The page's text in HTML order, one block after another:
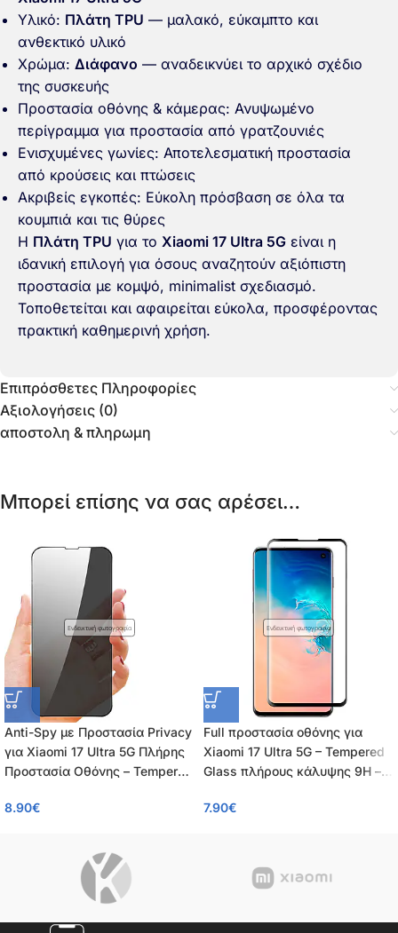
Υλικό: Πλάτη TPU — μαλακό, εύκαμπτο και
ανθεκτικό υλικό
Χρώμα: Διάφανο — αναδεικνύει το αρχικό σχέδιο
της συσκευής
Προστασία οθόνης & κάμερας: Ανυψωμένο
περίγραμμα για προστασία από γρατζουνιές
Ενισχυμένες γωνίες: Αποτελεσματική προστασία
από κρούσεις και πτώσεις
Ακριβείς εγκοπές: Εύκολη πρόσβαση σε όλα τα
κουμπιά και τις θύρες
Η Πλάτη TPU για το Xiaomi 17 Ultra 5G είναι η
ιδανική επιλογή για όσους αναζητούν αξιόπιστη
προστασία με κομψό, minimalist σχεδιασμό.
Τοποθετείται και αφαιρείται εύκολα, προσφέροντας
πρακτική καθημερινή χρήση.
Επιπρόσθετες Πληροφορίες
Αξιολογήσεις (0)
αποστολη & πληρωμη
Μπορεί επίσης να σας αρέσει…
Ενδεικτική φωτογραφία
Anti-Spy με Προστασία Privacy
για Xiaomi 17 Ultra 5G Πλήρης
Προστασία Οθόνης – Tempered
0.26mm
8.90€
Ενδεικτική φωτογραφία
Full προστασία οθόνης για
Xiaomi 17 Ultra 5G – Tempered
Glass πλήρους κάλυψης 9H –
7.90€